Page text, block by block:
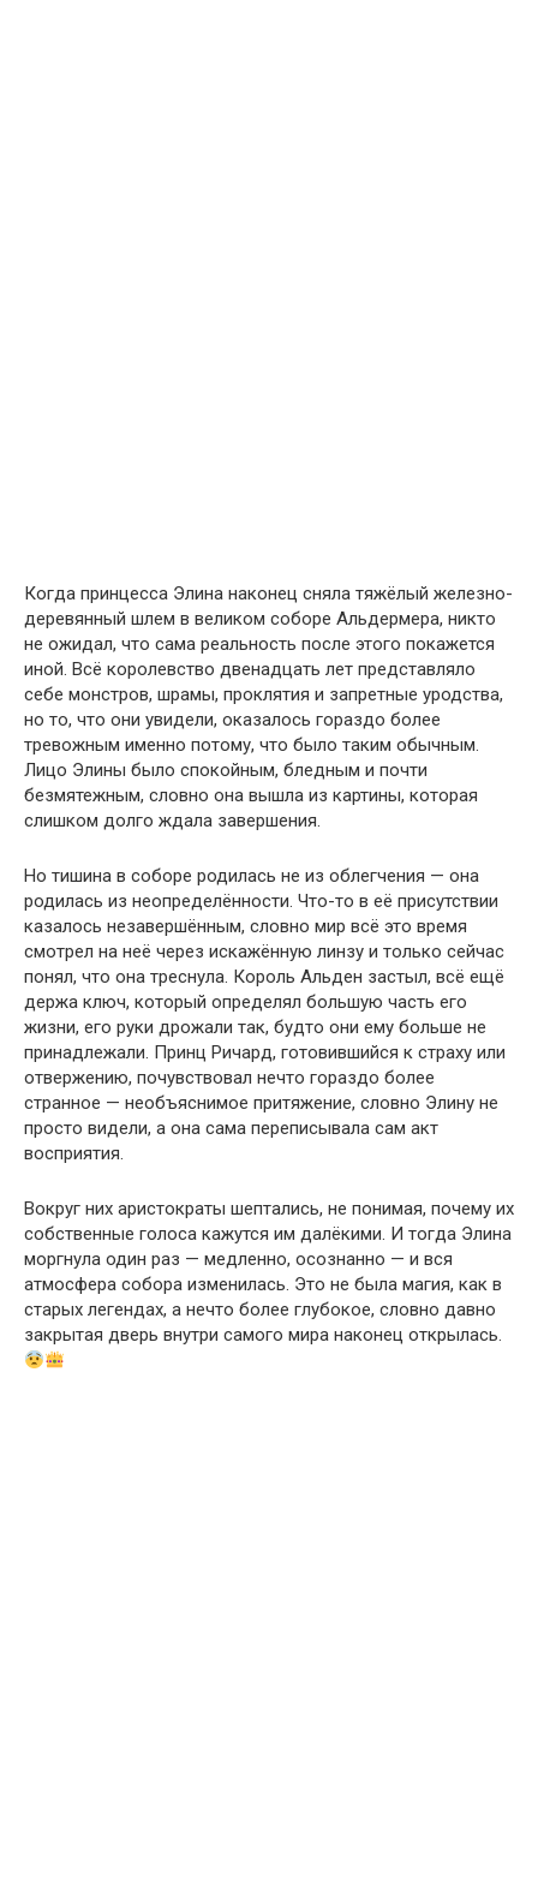
Когда принцесса Элина наконец сняла тяжёлый железно-
деревянный шлем в великом соборе Альдермера, никто
не ожидал, что сама реальность после этого покажется
иной. Всё королевство двенадцать лет представляло
себе монстров, шрамы, проклятия и запретные уродства,
но то, что они увидели, оказалось гораздо более
тревожным именно потому, что было таким обычным.
Лицо Элины было спокойным, бледным и почти
безмятежным, словно она вышла из картины, которая
слишком долго ждала завершения.
Но тишина в соборе родилась не из облегчения — она
родилась из неопределённости. Что-то в её присутствии
казалось незавершённым, словно мир всё это время
смотрел на неё через искажённую линзу и только сейчас
понял, что она треснула. Король Альден застыл, всё ещё
держа ключ, который определял большую часть его
жизни, его руки дрожали так, будто они ему больше не
принадлежали. Принц Ричард, готовившийся к страху или
отвержению, почувствовал нечто гораздо более
странное — необъяснимое притяжение, словно Элину не
просто видели, а она сама переписывала сам акт
восприятия.
Вокруг них аристократы шептались, не понимая, почему их
собственные голоса кажутся им далёкими. И тогда Элина
моргнула один раз — медленно, осознанно — и вся
атмосфера собора изменилась. Это не была магия, как в
старых легендах, а нечто более глубокое, словно давно
закрытая дверь внутри самого мира наконец открылась.